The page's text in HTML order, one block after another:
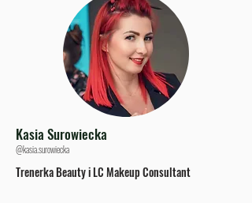
Kasia Surowiecka
@kasia.surowiecka
Trenerka Beauty i LC Makeup Consultant